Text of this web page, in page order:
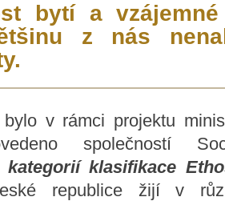
bytí a
z nás
v rámci projektu
společností
klasifikace
republice žijí v